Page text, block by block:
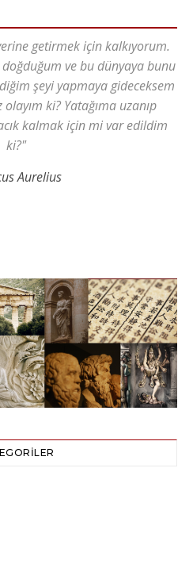
getirmek için kalkıyorum.
ve bu dünyaya bunu
şeyi yapmaya gideceksem
ki? Yatağıma uzanıp
kalmak için mi var edildim
ki?"
Aurelius